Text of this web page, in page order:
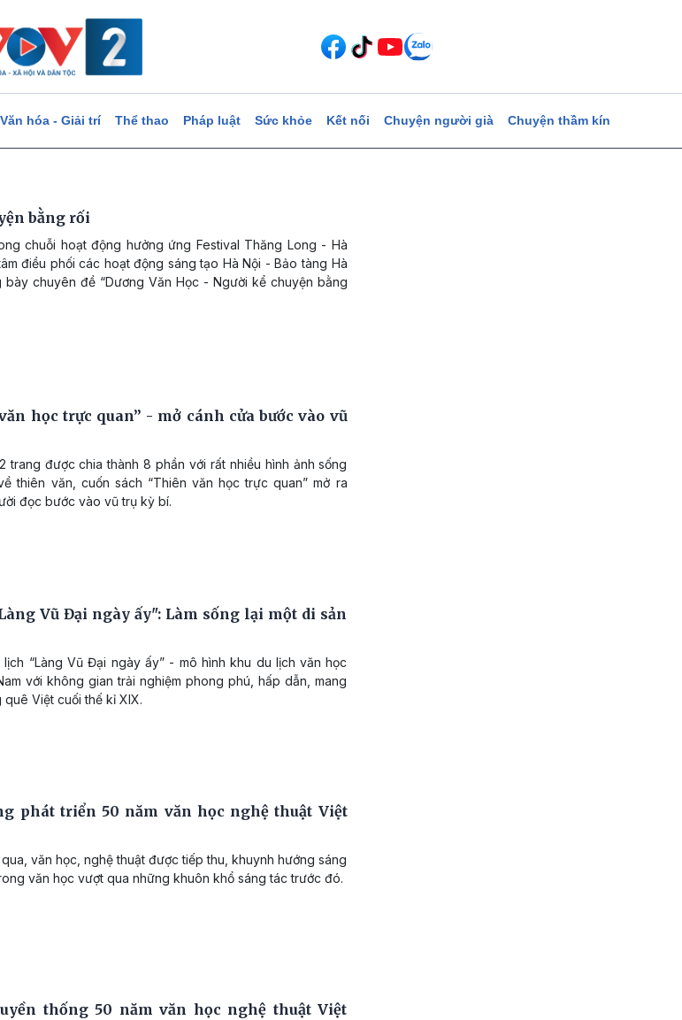
Văn hóa - Giải trí Thể thao Pháp luật Sức khỏe Kết nối Chuyện người già Chuyện thầm kín
bằng rối
chuỗi hoạt động hưởng ứng Festival Thăng Long - Hà
điều phối các hoạt động sáng tạo Hà Nội - Bảo tàng Hà
bày chuyên đề “Dương Văn Học - Người kể chuyện bằng
học trực quan” - mở cánh cửa bước vào vũ
trang được chia thành 8 phần với rất nhiều hình ảnh sống
thiên văn, cuốn sách “Thiên văn học trực quan” mở ra
đọc bước vào vũ trụ kỳ bí.
Vũ Đại ngày ấy": Làm sống lại một di sản
“Làng Vũ Đại ngày ấy” - mô hình khu du lịch văn học
với không gian trải nghiệm phong phú, hấp dẫn, mang
Việt cuối thế kỉ XIX.
phát triển 50 năm văn học nghệ thuật Việt
văn học, nghệ thuật được tiếp thu, khuynh hướng sáng
văn học vượt qua những khuôn khổ sáng tác trước đó.
thống 50 năm văn học nghệ thuật Việt